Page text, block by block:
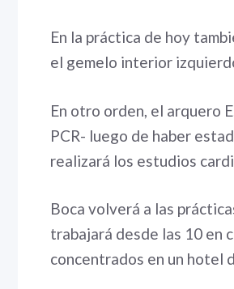
En la práctica de hoy
el gemelo interior
En otro orden, el arquero
PCR- luego de haber
realizará los estudios
Boca volverá a las
trabajará desde las 10 en
concentrados en un hotel